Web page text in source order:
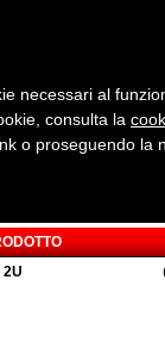
Servizi
Robotica
necessari al
consulta la
o proseguendo la